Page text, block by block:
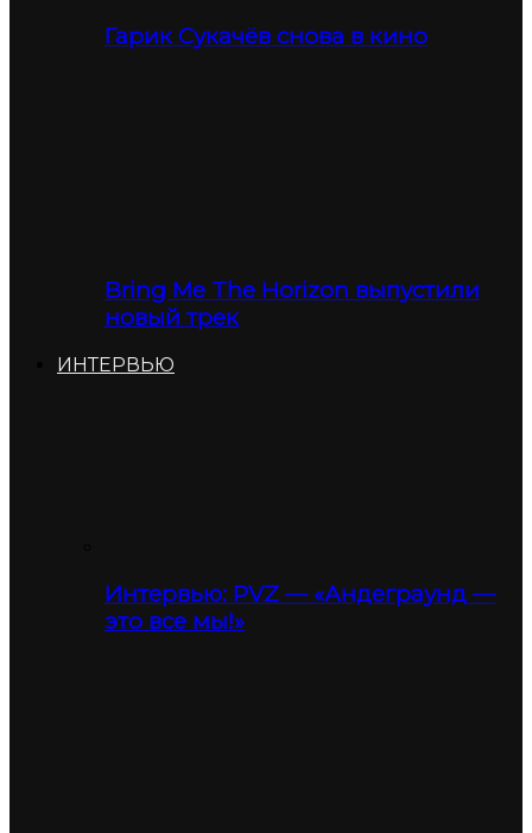
Гарик Сукачёв снова в кино
Bring Me The Horizon выпустили
новый трек
ИНТЕРВЬЮ
Интервью: PVZ — «Андеграунд —
это все мы!»